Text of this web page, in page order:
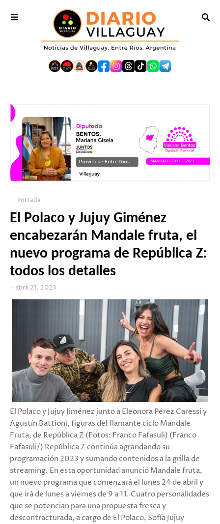
Portada
El Polaco y Jujuy Giménez
encabezarán Mandale fruta, el
nuevo programa de República Z:
todos los detalles
abril 21, 2023
El Polaco y Jujuy Jiménez junto a Eleonora Pérez Caressi y
Agustín Battioni, figuras del flamante ciclo Mandale
Fruta, de República Z (Fotos: Franco Fafasuli) (Franco
Fafasuli/) República Z continúa agrandando su
programación 2023 y sumando contenidos a la grilla de
streaming. En esta oportunidad anunció Mandale fruta,
un nuevo programa que comenzará el lunes 24 de abril y
que irá de lunes a viernes de 9 a 11. Cuatro personalidades
que se potencian para una propuesta fresca y
descontracturada, a cargo de El Polaco, Sofía Jujuy